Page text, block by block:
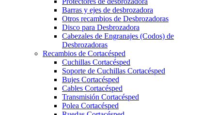
Barras y ejes de desbrozadora
Otros recambios de Desbrozadoras
Disco para Desbrozadora
Cabezales de Engranajes (Codos) de
Desbrozadoras
Recambios de Cortacésped
Cuchillas Cortacésped
Soporte de Cuchillas Cortacésped
Bujes Cortacésped
Cables Cortacésped
Transmisión Cortacésped
Polea Cortacésped